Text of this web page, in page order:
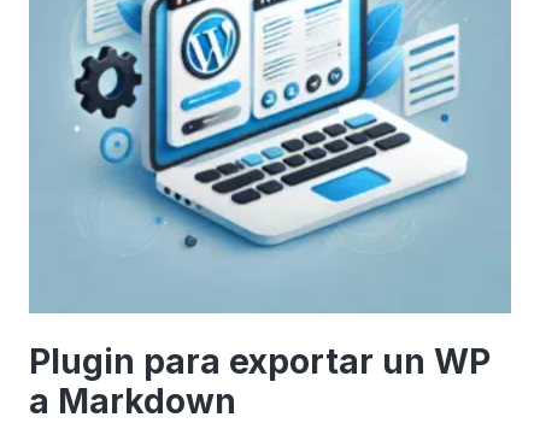
Plugin para exportar un WP
a Markdown